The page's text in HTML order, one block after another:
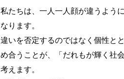
私たちは、一人一人顔が違うよう
なります。
違いを否定するのではなく個性と
め合うことが、「だれもが輝く社
考えます。